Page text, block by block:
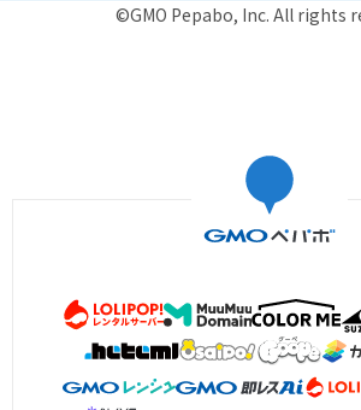
©GMO Pepabo, Inc. All rights